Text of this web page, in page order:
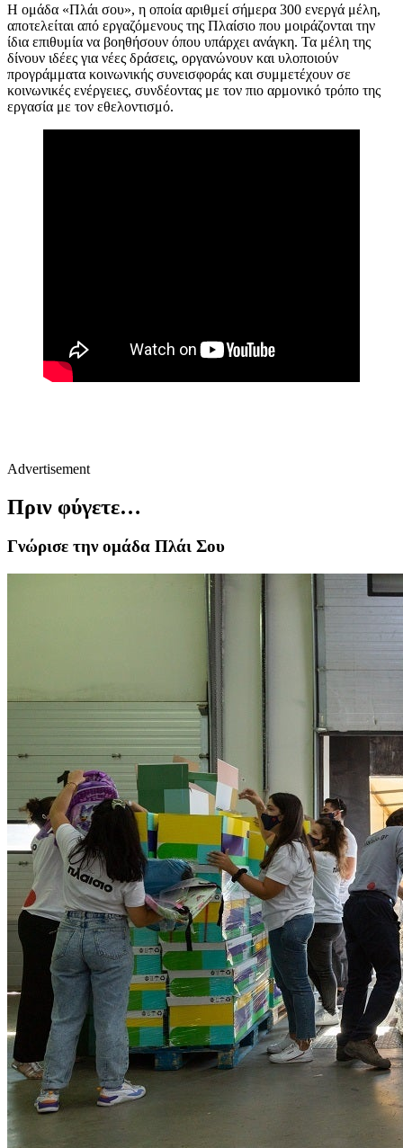
Η ομάδα «Πλάι σου», η οποία αριθμεί σήμερα 300 ενεργά μέλη,
αποτελείται από εργαζόμενους της Πλαίσιο που μοιράζονται την
ίδια επιθυμία να βοηθήσουν όπου υπάρχει ανάγκη. Τα μέλη της
δίνουν ιδέες για νέες δράσεις, οργανώνουν και υλοποιούν
προγράμματα κοινωνικής συνεισφοράς και συμμετέχουν σε
κοινωνικές ενέργειες, συνδέοντας με τον πιο αρμονικό τρόπο της
εργασία με τον εθελοντισμό.
Advertisement
Πριν φύγετε…
Γνώρισε την ομάδα Πλάι Σου